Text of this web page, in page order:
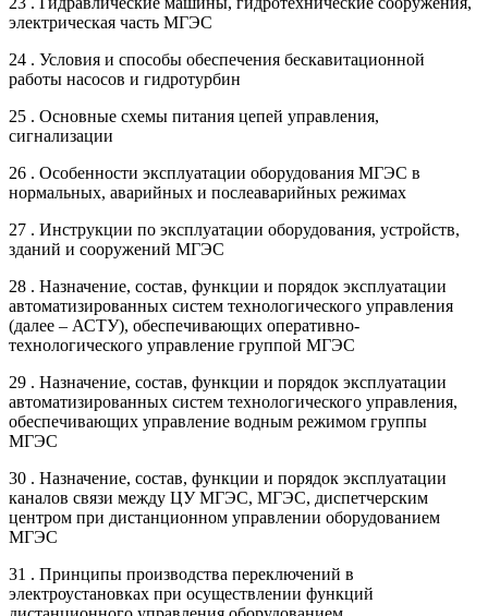
электрическая часть МГЭС
24 . Условия и способы обеспечения бескавитационной
работы насосов и гидротурбин
25 . Основные схемы питания цепей управления,
сигнализации
26 . Особенности эксплуатации оборудования МГЭС в
нормальных, аварийных и послеаварийных режимах
27 . Инструкции по эксплуатации оборудования, устройств,
зданий и сооружений МГЭС
28 . Назначение, состав, функции и порядок эксплуатации
автоматизированных систем технологического управления
(далее – АСТУ), обеспечивающих оперативно-
технологического управление группой МГЭС
29 . Назначение, состав, функции и порядок эксплуатации
автоматизированных систем технологического управления,
обеспечивающих управление водным режимом группы
МГЭС
30 . Назначение, состав, функции и порядок эксплуатации
каналов связи между ЦУ МГЭС, МГЭС, диспетчерским
центром при дистанционном управлении оборудованием
МГЭС
31 . Принципы производства переключений в
электроустановках при осуществлении функций